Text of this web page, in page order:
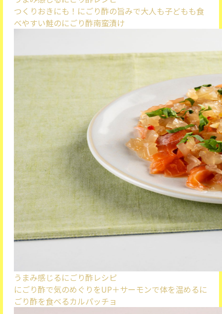
つくりおきにも！にごり酢の旨みで大人も子どもも食
べやすい鮭のにごり酢南蛮漬け
うまみ感じるにごり酢レシピ
にごり酢で気のめぐりをUP＋サーモンで体を温めるに
ごり酢を食べるカルパッチョ